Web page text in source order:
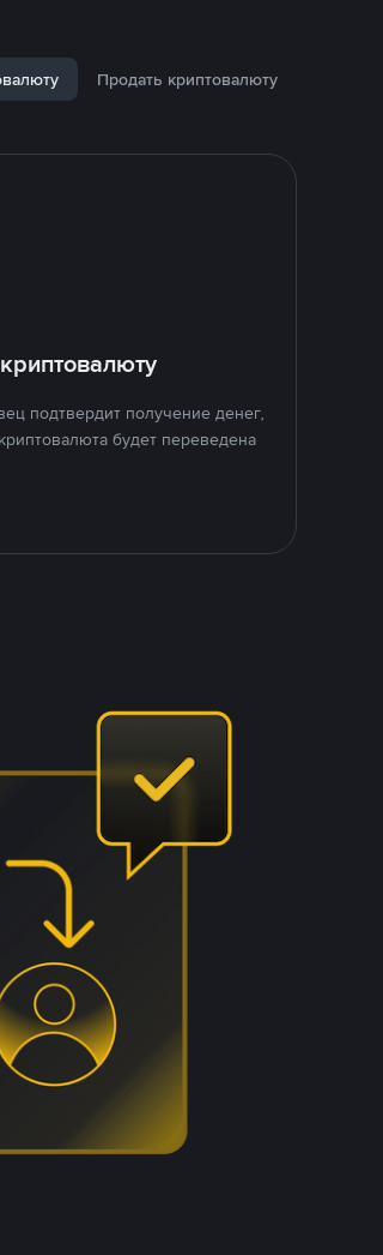
Продать криптовалюту
подтвердит получение денег,
будет переведена